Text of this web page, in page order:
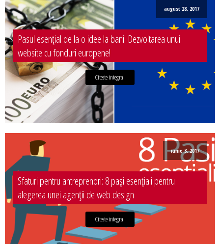
august 28, 2017
Pasul esențial de la o idee la bani: Dezvoltarea unui
website cu fonduri europene!
Citeste integral
iunie 3, 2017
Sfaturi pentru antreprenori: 8 pași esențiali pentru
alegerea unei agenții de web design
Citeste integral